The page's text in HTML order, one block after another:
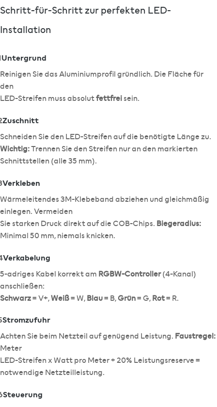
Schritt-für-Schritt zur perfekten LED-
Installation
Untergrund
Reinigen Sie das Aluminiumprofil gründlich. Die Fläche für
den
LED-Streifen muss absolutfettfreisein.
Zuschnitt
Schneiden Sie den LED-Streifen auf die benötigte Länge zu.
Wichtig:Trennen Sie den Streifen nur an den markierten
Schnittstellen (alle 35 mm).
Verkleben
Wärmeleitendes 3M-Klebeband abziehen und gleichmäßig
einlegen. Vermeiden
Sie starken Druck direkt auf die COB-Chips. Biegeradius:
Minimal 50 mm, niemals knicken.
Verkabelung
5-adriges Kabel korrekt am RGBW-Controller(4-Kanal)
anschließen:
Schwarz= V+,Weiß= W,Blau= B,Grün= G,Rot= R.
Stromzufuhr
Achten Sie beim Netzteil auf genügend Leistung. Faustregel:
Meter
LED-Streifen x Watt pro Meter + 20% Leistungsreserve =
notwendige Netzteilleistung.
Steuerung